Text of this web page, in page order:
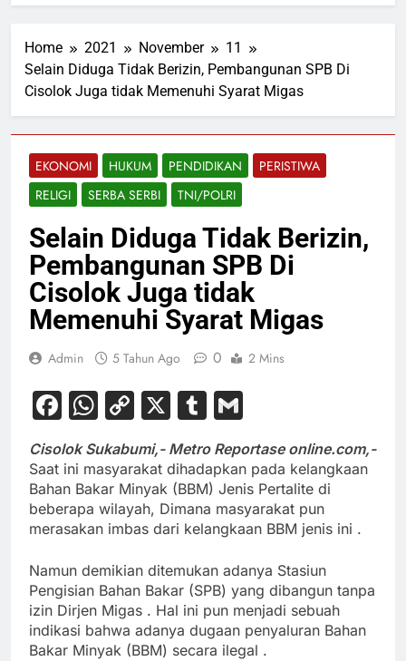
Home 2021 November
11
Selain Diduga Tidak Berizin, Pembangunan SPB Di
Cisolok Juga tidak Memenuhi Syarat Migas
EKONOMI HUKUM PENDIDIKAN
PERISTIWA
RELIGI
SERBA SERBI TNI/POLRI
Selain Diduga Tidak Berizin,
Pembangunan SPB Di
Cisolok Juga tidak
Memenuhi Syarat Migas
Admin 5 Tahun Ago 0 2 Mins
Facebook
WhatsApp
Copy
Link
X Tumblr
Cisolok Sukabumi,- Metro Reportase online.com,-
Saat ini masyarakat dihadapkan pada kelangkaan
Bahan Bakar Minyak (BBM) Jenis Pertalite di
beberapa wilayah, Dimana masyarakat pun
merasakan imbas dari kelangkaan BBM jenis ini .
Namun demikian ditemukan adanya Stasiun
Pengisian Bahan Bakar (SPB) yang dibangun tanpa
izin Dirjen Migas . Hal ini pun menjadi sebuah
indikasi bahwa adanya dugaan penyaluran Bahan
Bakar Minyak (BBM) secara ilegal .